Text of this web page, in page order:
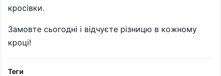
кросівки.
Замовте сьогодні і відчуєте різницю в кожному
кроці!
Теги